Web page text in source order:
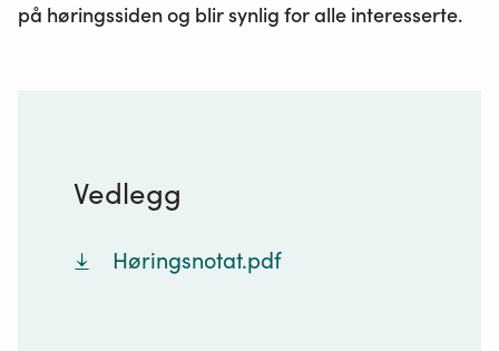
på høringssiden og blir synlig for alle interesserte.
Vedlegg
Høringsnotat.pdf